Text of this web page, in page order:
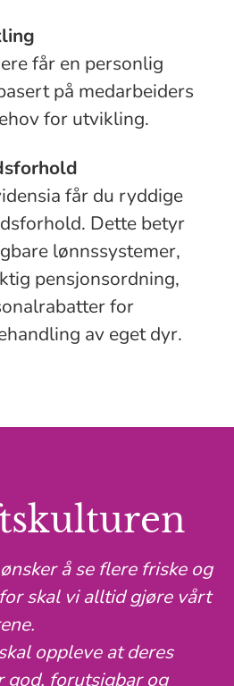
får en personlig
på medarbeiders
for utvikling.
får du ryddige
Dette betyr
lønnssystemer,
pensjonsordning,
for
av eget dyr.
å se flere friske og
skal vi alltid gjøre vårt
oppleve at deres
god, forutsigbar og